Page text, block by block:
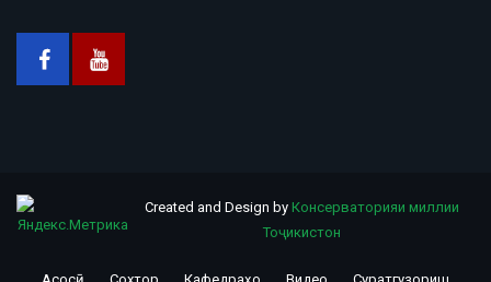
Created and Design by Консерваторияи миллии
Тоҷикистон